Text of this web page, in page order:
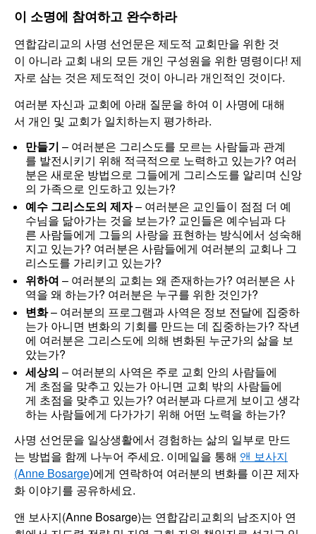
이 소명에 참여하고 완수하라
연합감리교의 사명 선언문은 제도적 교회만을 위한 것
이 아니라 교회 내의 모든 개인 구성원을 위한 명령이다! 제
자로 삼는 것은 제도적인 것이 아니라 개인적인 것이다.
여러분 자신과 교회에 아래 질문을 하여 이 사명에 대해
서 개인 및 교회가 일치하는지 평가하라.
만들기 – 여러분은 그리스도를 모르는 사람들과 관계
를 발전시키기 위해 적극적으로 노력하고 있는가? 여러
분은 새로운 방법으로 그들에게 그리스도를 알리며 신앙
의 가족으로 인도하고 있는가?
예수 그리스도의 제자– 여러분은 교인들이 점점 더 예
수님을 닮아가는 것을 보는가? 교인들은 예수님과 다
른 사람들에게 그들의 사랑을 표현하는 방식에서 성숙해
지고 있는가? 여러분은 사람들에게 여러분의 교회나 그
리스도를 가리키고 있는가?
위하여 – 여러분의 교회는 왜 존재하는가? 여러분은 사
역을 왜 하는가? 여러분은 누구를 위한 것인가?
변화– 여러분의 프로그램과 사역은 정보 전달에 집중하
는가 아니면 변화의 기회를 만드는 데 집중하는가? 작년
에 여러분은 그리스도에 의해 변화된 누군가의 삶을 보
았는가?
세상의 – 여러분의 사역은 주로 교회 안의 사람들에
게 초점을 맞추고 있는가 아니면 교회 밖의 사람들에
게 초점을 맞추고 있는가? 여러분과 다르게 보이고 생각
하는 사람들에게 다가가기 위해 어떤 노력을 하는가?
사명 선언문을 일상생활에서 경험하는 삶의 일부로 만드
는 방법을 함께 나누어 주세요. 이메일을 통해 앤 보사지
(Anne Bosarge)에게 연락하여 여러분의 변화를 이끈 제자
화 이야기를 공유하세요.
앤 보사지(Anne Bosarge)는 연합감리교회의 남조지아 연